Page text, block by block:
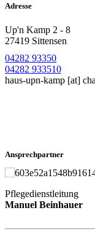
Adresse
Up'n Kamp 2 - 8
27419 Sittensen
04282 93350
04282 933510
haus-upn-kamp [at]
Ansprechpartner
Pflegedienstleitung
Manuel Beinhauer